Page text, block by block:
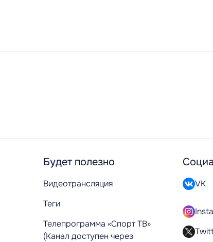
Будет полезно
Видеотрансляция
Теги
Телепрограмма «Спорт ТВ»
(Канал доступен через
VK